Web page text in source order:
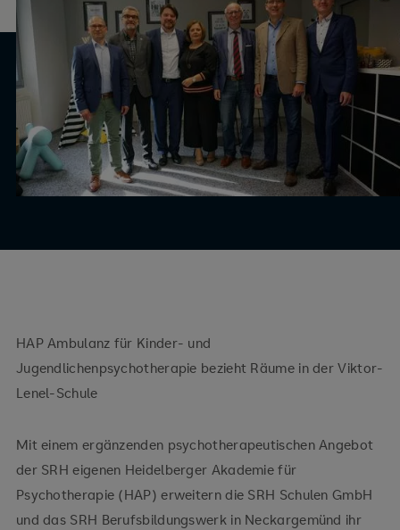
HAP Ambulanz für Kinder- und
Jugendlichenpsychotherapie bezieht Räume in der Viktor-
Lenel-Schule
Mit einem ergänzenden psychotherapeutischen Angebot
der SRH eigenen Heidelberger Akademie für
Psychotherapie (HAP) erweitern die SRH Schulen GmbH
und das SRH Berufsbildungswerk in Neckargemünd ihr